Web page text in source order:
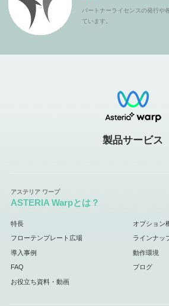
パートナーライセンスの発行や
ています。
製品サービス
ASTERIA Warpとは？
特長 オプション
フローテンプレート広場 ラインナッ
導入事例 動作環境
FAQ ブログ
お役立ち資料・動画